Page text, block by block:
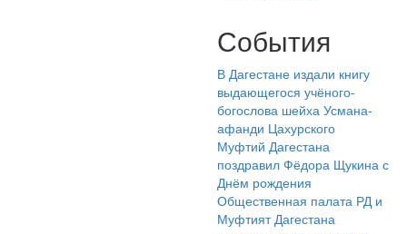
События
В Дагестане издали книгу
выдающегося учёного-
богослова шейха Усмана-
афанди Цахурского
Муфтий Дагестана
поздравил Фёдора Щукина с
Днём рождения
Общественная палата РД и
Муфтият Дагестана